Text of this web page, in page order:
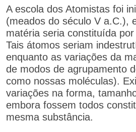
A escola dos Atomistas foi
(meados do século V a.C.),
matéria seria constituída
Tais átomos seriam
enquanto as variações da
de modos de agrupamento
como nossas moléculas).
variações na forma,
embora fossem todos
mesma substância.